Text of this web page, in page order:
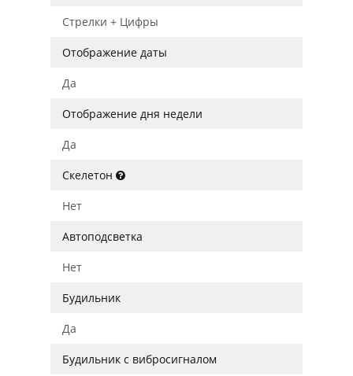
Стрелки + Цифры
Отображение даты
Да
Отображение дня недели
Да
Скелетон
Нет
Автоподсветка
Нет
Будильник
Да
Будильник с вибросигналом